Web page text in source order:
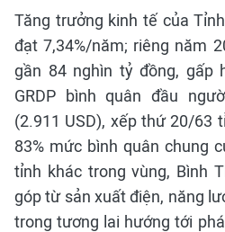
Tăng trưởng kinh tế của
đạt 7,34%/năm; riêng năm
gần 84 nghìn tỷ đồng, gấp
GRDP bình quân đầu
(2.911 USD), xếp thứ 20/63
83% mức bình quân chung
tỉnh khác trong vùng, Bình
góp từ sản xuất điện, năng
trong tương lai hướng tới